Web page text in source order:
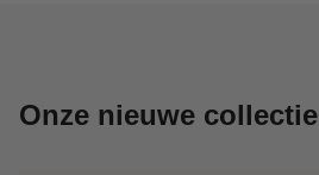
Onze nieuwe collectie